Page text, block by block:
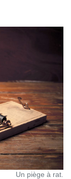
Un piège à rat.